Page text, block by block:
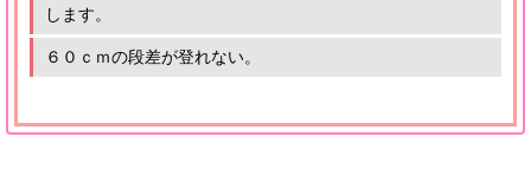
します。
６０ｃｍの段差が登れない。